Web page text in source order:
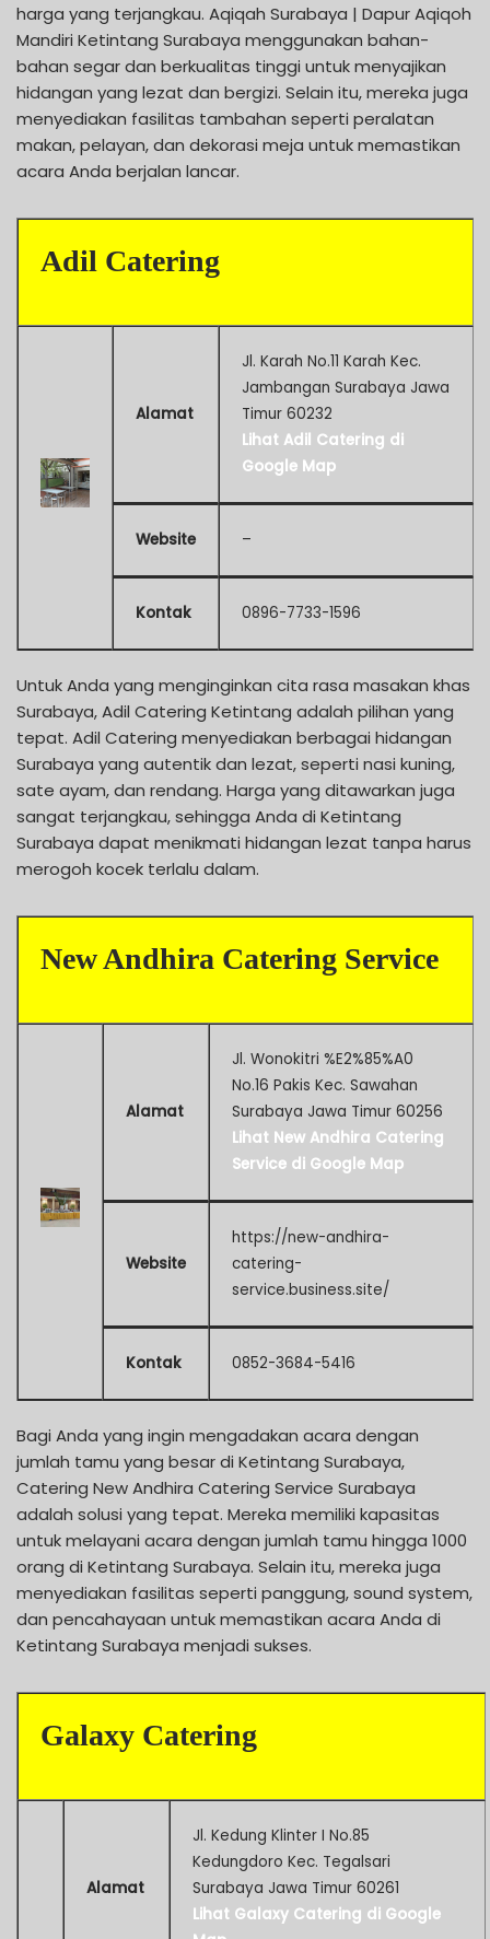
harga yang terjangkau. Aqiqah Surabaya | Dapur Aqiqoh
Mandiri Ketintang Surabaya menggunakan bahan-
bahan segar dan berkualitas tinggi untuk menyajikan
hidangan yang lezat dan bergizi. Selain itu, mereka juga
menyediakan fasilitas tambahan seperti peralatan
makan, pelayan, dan dekorasi meja untuk memastikan
acara Anda berjalan lancar.
Adil Catering
Alamat
Jl. Karah No.11 Karah Kec.
Jambangan Surabaya Jawa
Timur 60232
Lihat Adil Catering di
Google Map
Website –
Kontak 0896-7733-1596
Untuk Anda yang menginginkan cita rasa masakan khas
Surabaya, Adil Catering Ketintang adalah pilihan yang
tepat. Adil Catering menyediakan berbagai hidangan
Surabaya yang autentik dan lezat, seperti nasi kuning,
sate ayam, dan rendang. Harga yang ditawarkan juga
sangat terjangkau, sehingga Anda di Ketintang
Surabaya dapat menikmati hidangan lezat tanpa harus
merogoh kocek terlalu dalam.
New Andhira Catering Service
Alamat
Jl. Wonokitri %E2%85%A0
No.16 Pakis Kec. Sawahan
Surabaya Jawa Timur 60256
Lihat New Andhira Catering
Service di Google Map
Website
https://new-andhira-
catering-
service.business.site/
Kontak 0852-3684-5416
Bagi Anda yang ingin mengadakan acara dengan
jumlah tamu yang besar di Ketintang Surabaya,
Catering New Andhira Catering Service Surabaya
adalah solusi yang tepat. Mereka memiliki kapasitas
untuk melayani acara dengan jumlah tamu hingga 1000
orang di Ketintang Surabaya. Selain itu, mereka juga
menyediakan fasilitas seperti panggung, sound system,
dan pencahayaan untuk memastikan acara Anda di
Ketintang Surabaya menjadi sukses.
Galaxy Catering
Alamat
Jl. Kedung Klinter I No.85
Kedungdoro Kec. Tegalsari
Surabaya Jawa Timur 60261
Lihat Galaxy Catering di Google